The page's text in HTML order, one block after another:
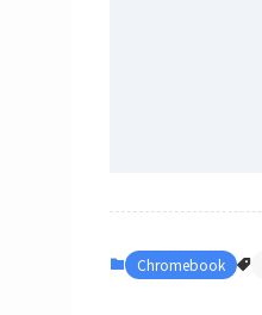
Chromebook